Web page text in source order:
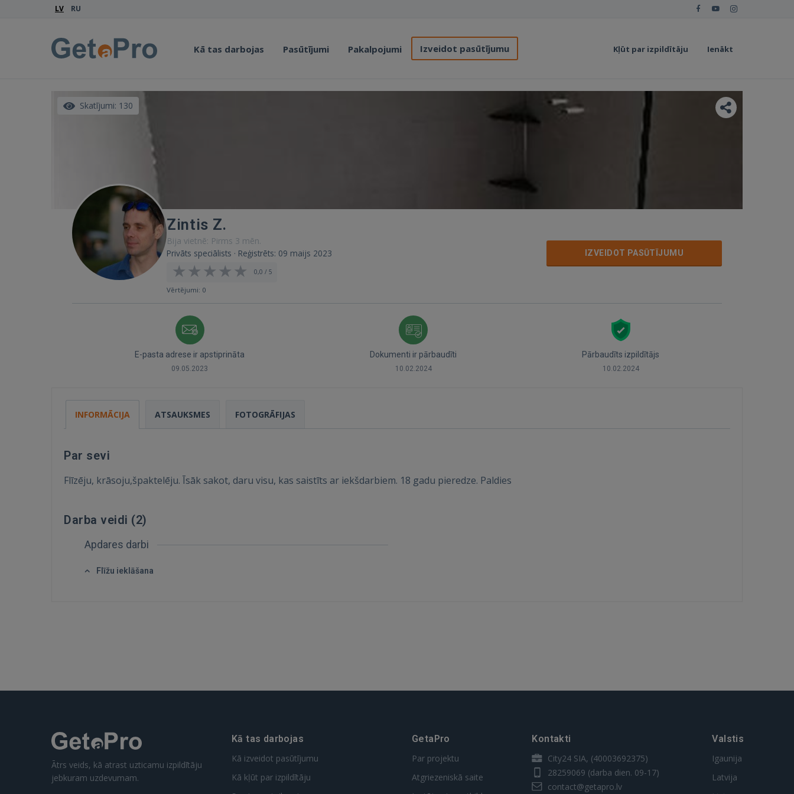
LV RU
Kā tas darbojas Pasūtījumi Pakalpojumi Izveidot pasūtījumu Kļūt par izpildītāju Ienākt
Skatījumi: 130
Zintis Z.
Bija vietnē: Pirms 3 mēn.
Privāts speciālists · Reģistrēts: 09 maijs 2023
0,0 / 5
Vērtējumi: 0
IZVEIDOT PASŪTĪJUMU
E-pasta adrese ir apstiprināta
09.05.2023
Dokumenti ir pārbaudīti
10.02.2024
Pārbaudīts izpildītājs
10.02.2024
INFORMĀCIJA ATSAUKSMES FOTOGRĀFIJAS
Par sevi
Flīzēju, krāsoju,špaktelēju. Īsāk sakot, daru visu, kas saistīts ar iekšdarbiem. 18 gadu pieredze. Paldies
Darba veidi (2)
Apdares darbi
Flīžu ieklāšana
Ātrs veids, kā atrast uzticamu izpildītāju
jebkuram uzdevumam.
Kā tas darbojas
Kā izveidot pasūtījumu
Kā kļūt par izpildītāju
GetaPro
Par projektu
Atgriezeniskā saite
Kontakti
City24 SIA, (40003692375)
28259069 (darba dien. 09-17)
contact@getapro.lv
Valstis
Igaunija
Latvija